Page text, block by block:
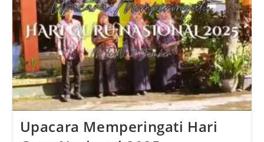
Upacara Memperingati Hari